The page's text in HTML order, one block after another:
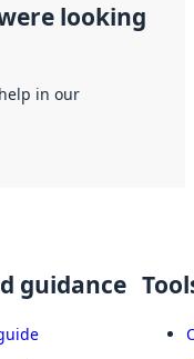
looking
in our
guidance